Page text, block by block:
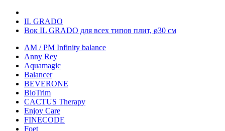
IL GRADO
Вок IL GRADO для всех типов плит, ø30 см
AM / PM Infinity balance
Anny Rey
Aquamagic
Balancer
BEVERONE
BioTrim
CACTUS Therapy
Enjoy Care
FINECODE
Foet